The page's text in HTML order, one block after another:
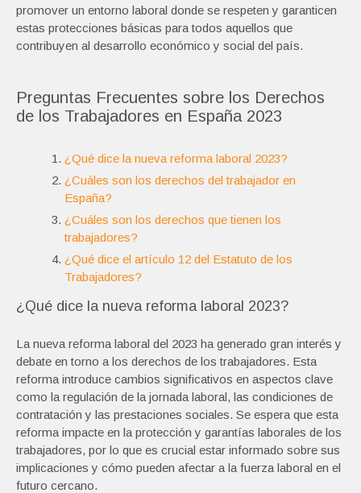
promover un entorno laboral donde se respeten y garanticen
estas protecciones básicas para todos aquellos que
contribuyen al desarrollo económico y social del país.
Preguntas Frecuentes sobre los Derechos
de los Trabajadores en España 2023
¿Qué dice la nueva reforma laboral 2023?
¿Cuáles son los derechos del trabajador en
España?
¿Cuáles son los derechos que tienen los
trabajadores?
¿Qué dice el artículo 12 del Estatuto de los
Trabajadores?
¿Qué dice la nueva reforma laboral 2023?
La nueva reforma laboral del 2023 ha generado gran interés y
debate en torno a los derechos de los trabajadores. Esta
reforma introduce cambios significativos en aspectos clave
como la regulación de la jornada laboral, las condiciones de
contratación y las prestaciones sociales. Se espera que esta
reforma impacte en la protección y garantías laborales de los
trabajadores, por lo que es crucial estar informado sobre sus
implicaciones y cómo pueden afectar a la fuerza laboral en el
futuro cercano.